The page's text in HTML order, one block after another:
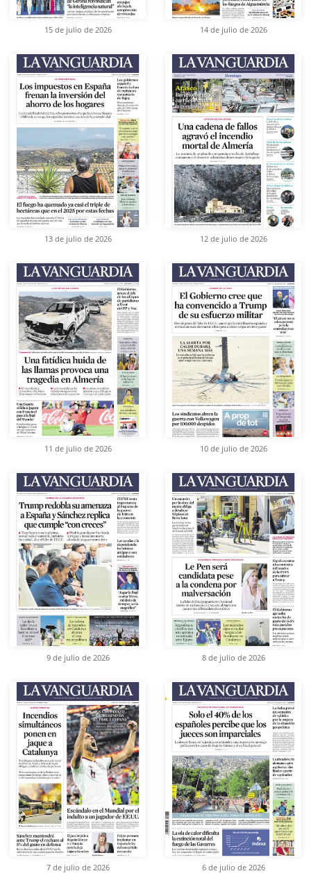
15 de julio de 2026 14 de julio de 2026
13 de julio de 2026 12 de julio de 2026
11 de julio de 2026 10 de julio de 2026
9 de julio de 2026 8 de julio de 2026
7 de julio de 2026 6 de julio de 2026